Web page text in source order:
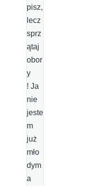
pisz,
lecz
sprz
ątaj
obor
y
! Ja
nie
jeste
m
już
mło
dym
a